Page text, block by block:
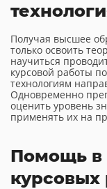
Получая высшее
только освоить
научиться
курсовой работы
технологиям
Одновременно
оценить уровень
применять их на
Помощь в
курсовых